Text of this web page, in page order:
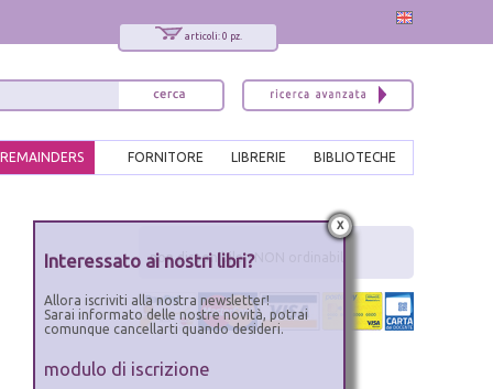
articoli: 0 pz.
BIBLIOTECHE
LIBRERIE
FORNITORE
REMAINDERS
non disponibile - NON ordinabile
x
Interessato ai nostri libri?
Allora iscriviti alla nostra newsletter!
Sarai informato delle nostre novità, potrai
comunque cancellarti quando desideri.
modulo di iscrizione